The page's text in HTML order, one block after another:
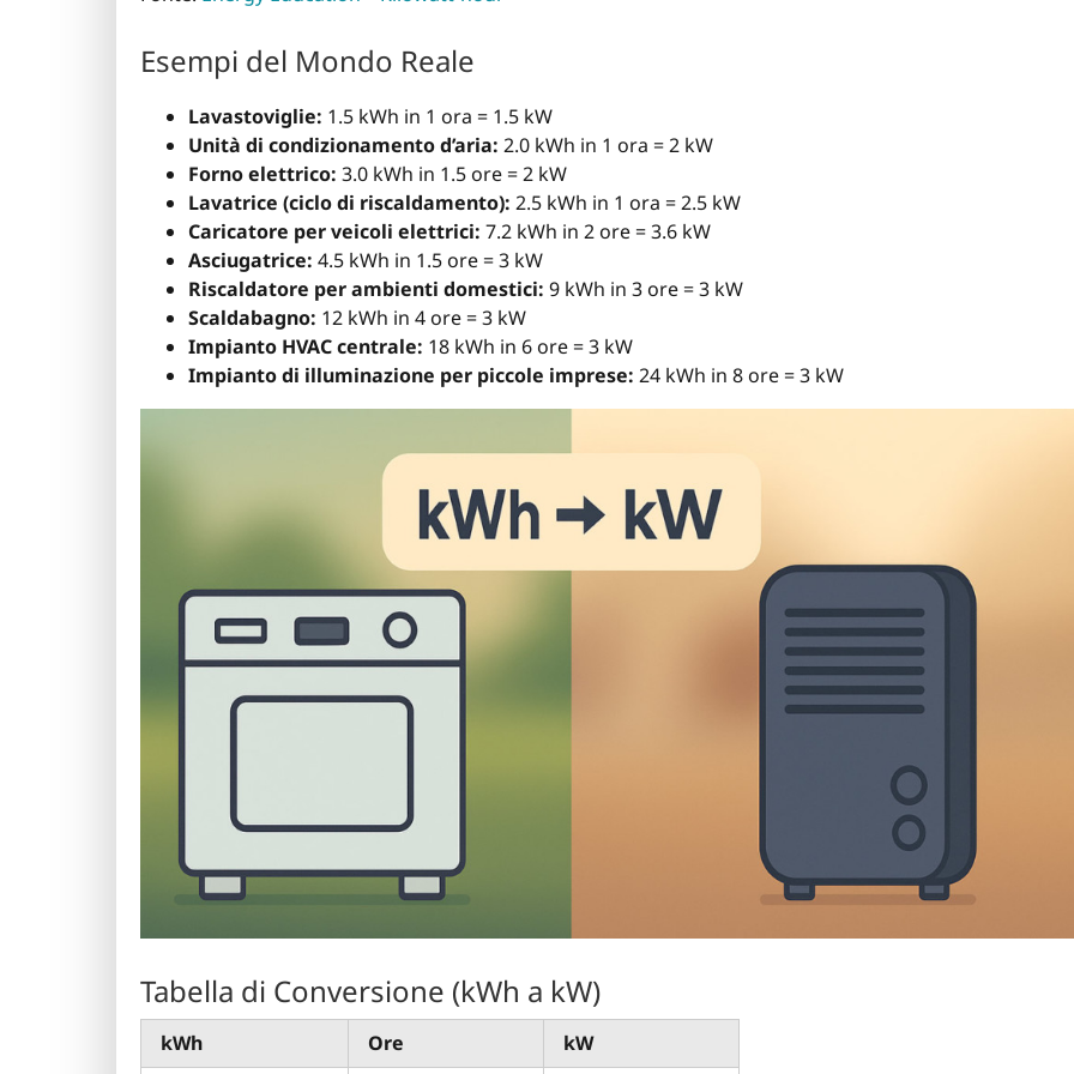
Esempi del Mondo Reale
Lavastoviglie: 1.5 kWh in 1 ora = 1.5 kW
Unità di condizionamento d’aria: 2.0 kWh in 1 ora = 2 kW
Forno elettrico: 3.0 kWh in 1.5 ore = 2 kW
Lavatrice (ciclo di riscaldamento): 2.5 kWh in 1 ora = 2.5 kW
Caricatore per veicoli elettrici: 7.2 kWh in 2 ore = 3.6 kW
Asciugatrice: 4.5 kWh in 1.5 ore = 3 kW
Riscaldatore per ambienti domestici: 9 kWh in 3 ore = 3 kW
Scaldabagno: 12 kWh in 4 ore = 3 kW
Impianto HVAC centrale: 18 kWh in 6 ore = 3 kW
Impianto di illuminazione per piccole imprese: 24 kWh in 8 ore = 3 kW
Tabella di Conversione (kWh a kW)
kWh Ore kW